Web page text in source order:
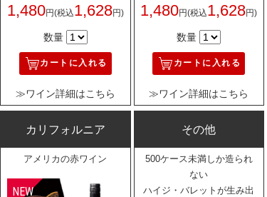
1,480円(税込1,628円)
数量
カートに入れる
≫ワイン詳細はこちら
1,480円(税込1,628円)
数量
カートに入れる
≫ワイン詳細はこちら
カリフォルニア
アメリカの赤ワイン
その他
500ケース未満しか造られ
ない
ハイジ・バレットが生み出